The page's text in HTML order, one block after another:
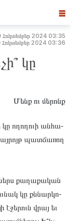
☰
Հոկտեմբեր 2024 03:35
Հոկտեմբեր 2024 03:36
կը
Մենք ու մերոնք
ողո­ղուի ան­հա­
պատ­ճա­ռող
ներս քա­ղաքա­կան
կը քննար­կո­
վրայ եւ